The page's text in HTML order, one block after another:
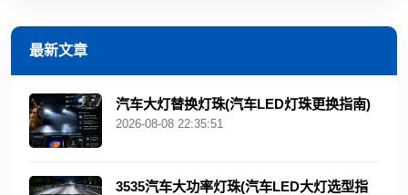
最新文章
汽车大灯替换灯珠(汽车LED灯珠更换指南)
2026-08-08 22:35:51
3535汽车大功率灯珠(汽车LED大灯选型指